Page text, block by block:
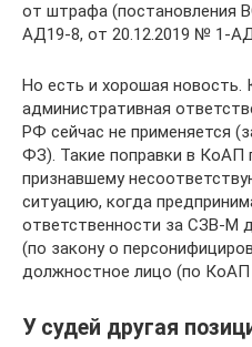
от штрафа (постановления
АД19-8, от 20.12.2019 № 1-
Но есть и хорошая
административная
РФ сейчас не применяется
ФЗ). Такие поправки в КоАП
признавшему
ситуацию, когда
ответственности за СЗВ-М
(по закону о
должностное лицо (по
У судей другая